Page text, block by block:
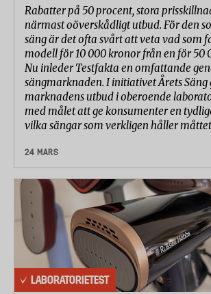
Rabatter på 50 procent, stora
närmast oöverskådligt utbud. För den
säng är det ofta svårt att veta vad som
modell för 10 000 kronor från en för 50
Nu inleder Testfakta en omfattande
sängmarknaden. I initiativet Årets Säng
marknadens utbud i oberoende
med målet att ge konsumenter en
vilka sängar som verkligen håller
24 MARS
LABORATORIETEST